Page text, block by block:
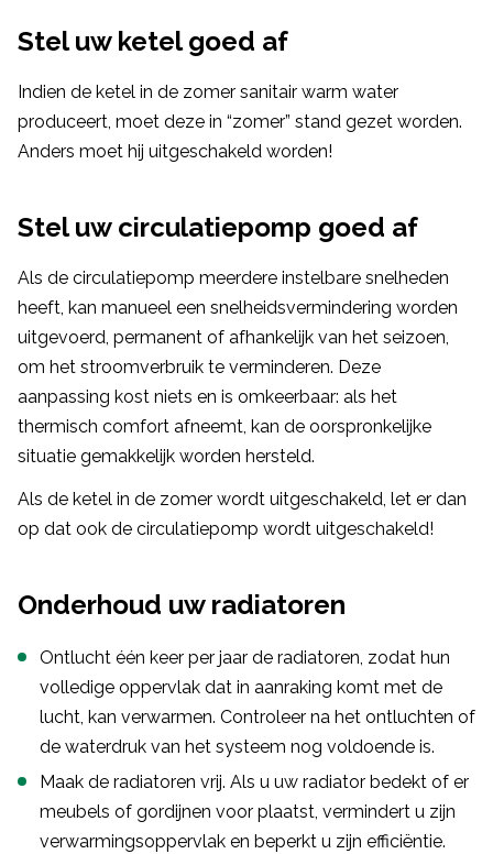
Stel uw ketel goed af
Indien de ketel in de zomer sanitair warm water
produceert, moet deze in “zomer” stand gezet worden.
Anders moet hij uitgeschakeld worden!
Stel uw circulatiepomp goed af
Als de circulatiepomp meerdere instelbare snelheden
heeft, kan manueel een snelheidsvermindering worden
uitgevoerd, permanent of afhankelijk van het seizoen,
om het stroomverbruik te verminderen. Deze
aanpassing kost niets en is omkeerbaar: als het
thermisch comfort afneemt, kan de oorspronkelijke
situatie gemakkelijk worden hersteld.
Als de ketel in de zomer wordt uitgeschakeld, let er dan
op dat ook de circulatiepomp wordt uitgeschakeld!
Onderhoud uw radiatoren
Ontlucht één keer per jaar de radiatoren, zodat hun
volledige oppervlak dat in aanraking komt met de
lucht, kan verwarmen. Controleer na het ontluchten of
de waterdruk van het systeem nog voldoende is.
Maak de radiatoren vrij. Als u uw radiator bedekt of er
meubels of gordijnen voor plaatst, vermindert u zijn
verwarmingsoppervlak en beperkt u zijn efficiëntie.